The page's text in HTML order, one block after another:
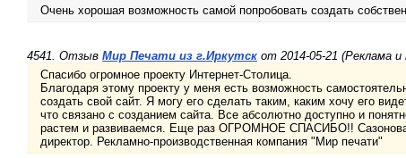
Очень хорошая возможность самой попробовать создать
4541. Отзыв Мир Печати из г.Иркутск от 2014-05-21 (Реклама и
Спасибо огромное проекту Интернет-Столица.
Благодаря этому проекту у меня есть возможность
создать свой сайт. Я могу его сделать таким, каким хочу его
что связано с созданием сайта. Все абсолютно доступно и
растем и развиваемся. Еще раз ОГРОМНОЕ СПАСИБО!! Сазонова
директор. Рекламно-производственная компания "Мир печати"